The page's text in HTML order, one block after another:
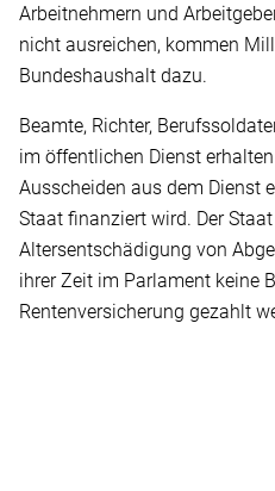
Arbeitnehmern und
nicht ausreichen, kommen
Bundeshaushalt dazu.
Beamte, Richter,
im öffentlichen Dienst
Ausscheiden aus dem Dienst
Staat finanziert wird. Der
Altersentschädigung von
ihrer Zeit im Parlament keine
Rentenversicherung gezahlt